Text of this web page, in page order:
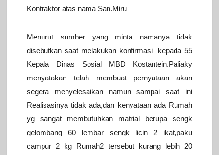
Kontraktor atas nama San.Miru
Menurut sumber yang minta namanya tidak
disebutkan saat melakukan konfirmasi kepada 55
Kepala Dinas Sosial MBD Kostantein.Paliaky
menyatakan telah membuat pernyataan akan
segera menyelesaikan namun sampai saat ini
Realisasinya tidak ada,dan kenyataan ada Rumah
yg sangat membutuhkan matrial berupa sengk
gelombang 60 lembar sengk licin 2 ikat,paku
campur 2 kg Rumah2 tersebut kurang lebih 20